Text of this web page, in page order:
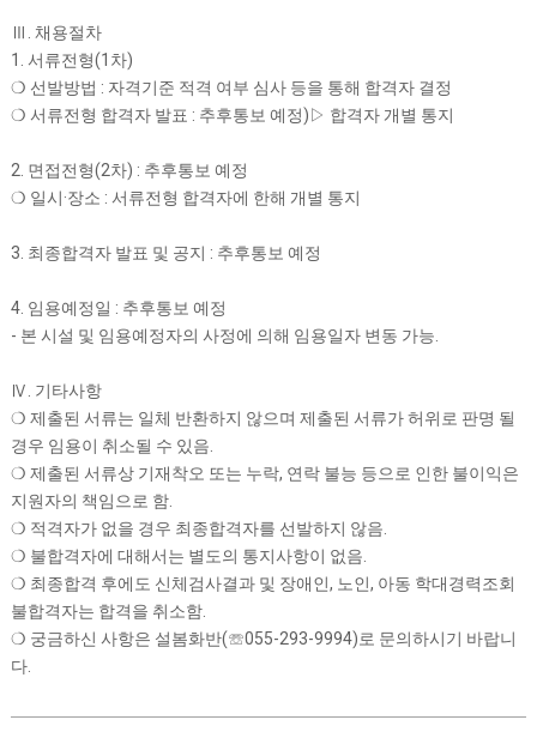
Ⅲ. 채용절차
1. 서류전형(1차)
❍ 선발방법 : 자격기준 적격 여부 심사 등을 통해 합격자 결정
❍ 서류전형 합격자 발표 : 추후통보 예정)▷ 합격자 개별 통지
2. 면접전형(2차) : 추후통보 예정
❍ 일시·장소 : 서류전형 합격자에 한해 개별 통지
3. 최종합격자 발표 및 공지 : 추후통보 예정
4. 임용예정일 : 추후통보 예정
- 본 시설 및 임용예정자의 사정에 의해 임용일자 변동 가능.
Ⅳ. 기타사항
❍ 제출된 서류는 일체 반환하지 않으며 제출된 서류가 허위로 판명 될
경우 임용이 취소될 수 있음.
❍ 제출된 서류상 기재착오 또는 누락, 연락 불능 등으로 인한 불이익은
지원자의 책임으로 함.
❍ 적격자가 없을 경우 최종합격자를 선발하지 않음.
❍ 불합격자에 대해서는 별도의 통지사항이 없음.
❍ 최종합격 후에도 신체검사결과 및 장애인, 노인, 아동 학대경력조회
불합격자는 합격을 취소함.
❍ 궁금하신 사항은 설봄화반(☏055-293-9994)로 문의하시기 바랍니
다.